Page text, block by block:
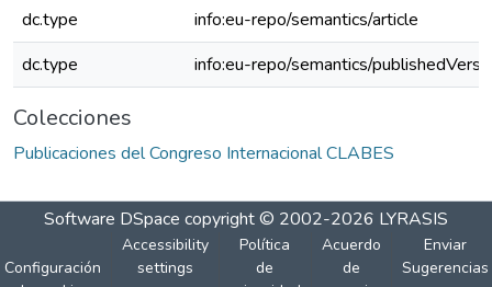
dc.type
info:eu-repo/semantics/article
dc.type
info:eu-repo/semantics/
Colecciones
Publicaciones del Congreso Internacional CLABES
Software DSpace copyright © 2002-2026 LYRASIS
Configuración
Accessibility
settings
Política
de
Acuerdo
de
Enviar
Sugerencias